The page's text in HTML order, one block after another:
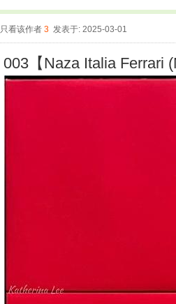
只看该作者 3 发表于: 2025-03-01
003【Naza Italia Ferrari